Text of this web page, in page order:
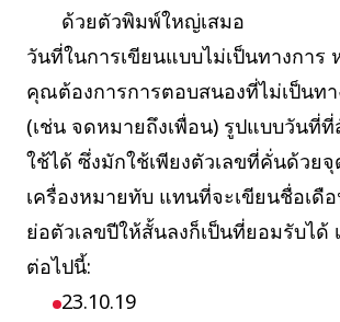
ด้วยตัวพิมพ์ใหญ่เสมอ
วันที่ในการเขียนแบบไม่เป็นทางการ
คุณต้องการการตอบสนองที่ไม่เป็นท
(เช่น จดหมายถึงเพื่อน) รูปแบบวันที่
ใช้ได้ ซึ่งมักใช้เพียงตัวเลขที่คั่นด้วย
เครื่องหมายทับ แทนที่จะเขียนชื่อเดื
ย่อตัวเลขปีให้สั้นลงก็เป็นที่ยอมรับได้
ต่อไปนี้:
23.10.19